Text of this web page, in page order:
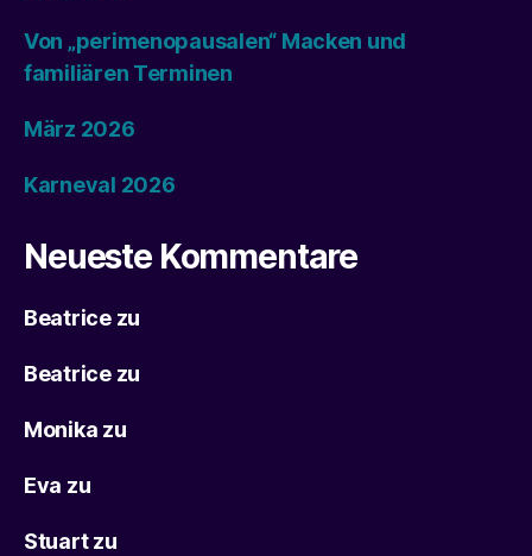
Von „perimenopausalen“ Macken und
familiären Terminen
März 2026
Karneval 2026
Neueste Kommentare
Beatricezu
Beatricezu
Monika zu
Eva zu
Stuartzu